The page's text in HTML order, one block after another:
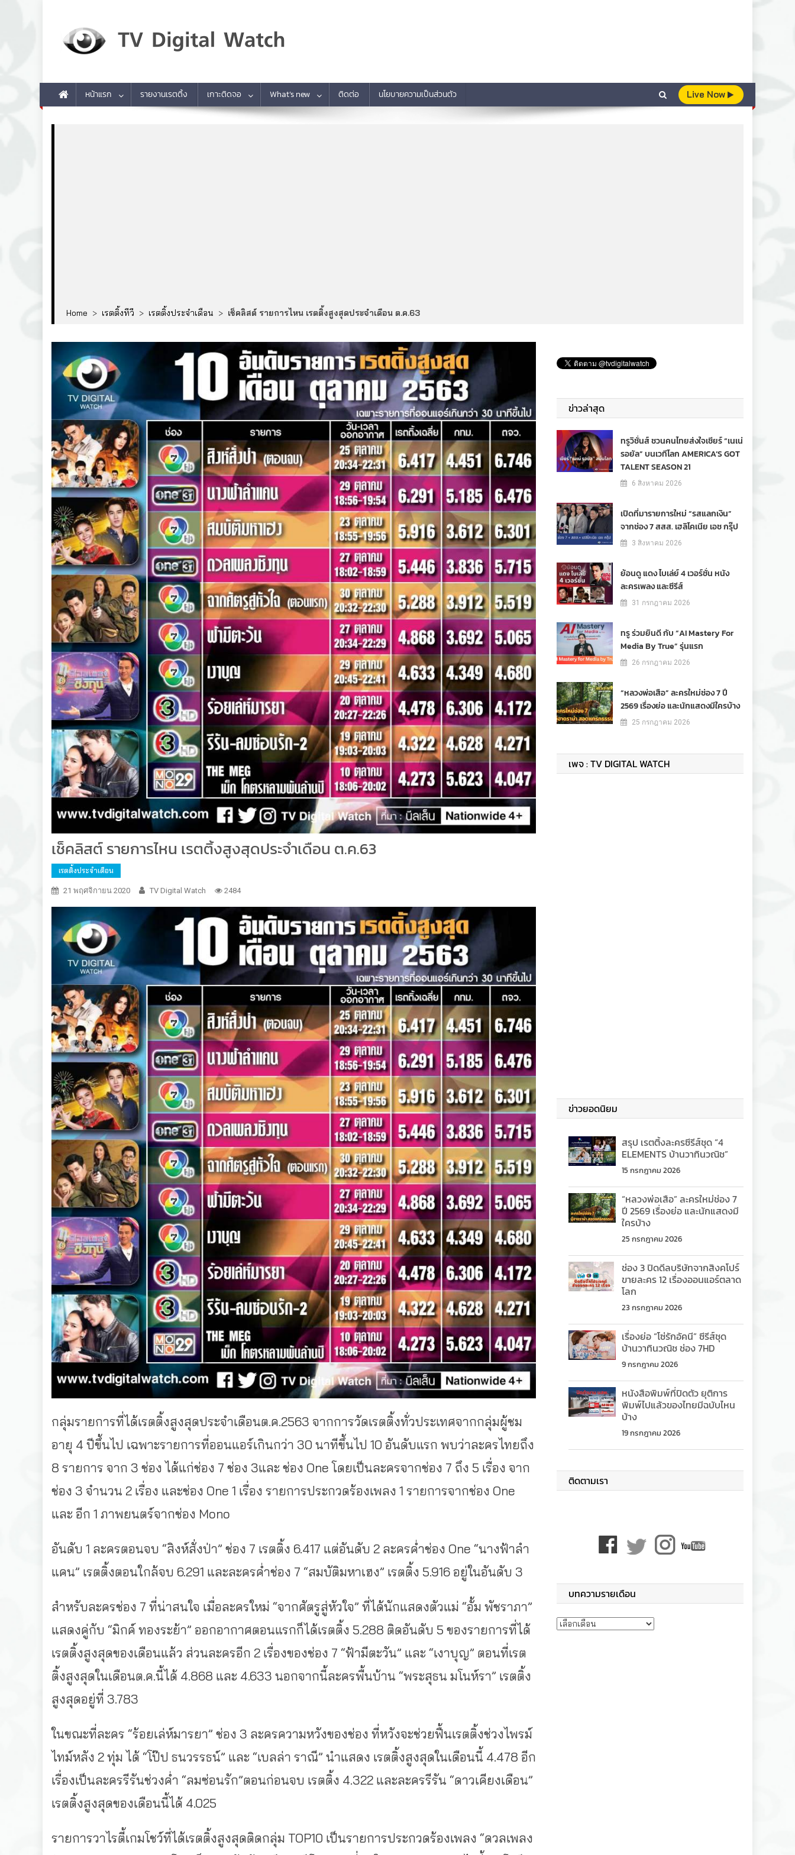
หน้าแรก รายงานเรตติ้ง เกาะติดจอ What’s new ติดต่อ นโยบายความเป็นส่วนตัว Live Now
Home > เรตติ้งทีวี > เรตติ้งประจำเดือน > เช็คลิสต์ รายการไหน เรตติ้งสูงสุดประจำเดือน ต.ค.63
เช็คลิสต์ รายการไหน เรตติ้งสูงสุดประจำเดือน ต.ค.63
เรตติ้งประจำเดือน
21 พฤศจิกายน 2020 TV Digital Watch 2484
กลุ่มรายการที่ได้เรตติ้งสูงสุดประจำเดือนต.ค.2563 จากการวัดเรตติ้งทั่วประเทศจากกลุ่มผู้ชม
อายุ 4 ปีขึ้นไป เฉพาะรายการที่ออนแอร์เกินกว่า 30 นาทีขึ้นไป 10 อันดับแรก พบว่าละครไทยถึง
8 รายการ จาก 3 ช่อง ได้แก่ช่อง 7 ช่อง 3และ ช่อง One โดยเป็นละครจากช่อง 7 ถึง 5 เรื่อง จาก
ช่อง 3 จำนวน 2 เรื่อง และช่อง One 1 เรื่อง รายการประกวดร้องเพลง 1 รายการจากช่อง One
และ อีก 1 ภาพยนตร์จากช่อง Mono
อันดับ 1 ละครตอนจบ “สิงห์สั่งป่า” ช่อง 7 เรตติ้ง 6.417 แต่อันดับ 2 ละครค่ำช่อง One “นางฟ้าลำ
แคน” เรตติ้งตอนใกล้จบ 6.291 และละครค่ำช่อง 7 “สมบัติมหาเฮง” เรตติ้ง 5.916 อยู่ในอันดับ 3
สำหรับละครช่อง 7 ที่น่าสนใจ เมื่อละครใหม่ “จากศัตรูสู่หัวใจ” ที่ได้นักแสดงตัวแม่ “อั้ม พัชราภา”
แสดงคู่กับ “มิกค์ ทองระย้า” ออกอากาศตอนแรกก็ได้เรตติ้ง 5.288 ติดอันดับ 5 ของรายการที่ได้
เรตติ้งสูงสุดของเดือนแล้ว ส่วนละครอีก 2 เรื่องของช่อง 7 “ฟ้ามีตะวัน” และ “เงาบุญ” ตอนที่เรต
ติ้งสูงสุดในเดือนต.ค.นี้ได้ 4.868 และ 4.633 นอกจากนี้ละครพื้นบ้าน “พระสุธน มโนห์รา” เรตติ้ง
สูงสุดอยู่ที่ 3.783
ในขณะที่ละคร “ร้อยเล่ห์มารยา” ช่อง 3 ละครความหวังของช่อง ที่หวังจะช่วยฟื้นเรตติ้งช่วงไพรม์
ไทม์หลัง 2 ทุ่ม ได้ “โป๊ป ธนวรรธน์” และ “เบลล่า ราณี” นำแสดง เรตติ้งสูงสุดในเดือนนี้ 4.478 อีก
เรื่องเป็นละครรีรันช่วงค่ำ “ลมซ่อนรัก”ตอนก่อนจบ เรตติ้ง 4.322 และละครรีรัน “ดาวเคียงเดือน”
เรตติ้งสูงสุดของเดือนนี้ได้ 4.025
รายการวาไรตี้เกมโชว์ที่ได้เรตติ้งสูงสุดติดกลุ่ม TOP10 เป็นรายการประกวดร้องเพลง “ดวลเพลง
ข่าวล่าสุด
ทรูวิชั่นส์ ชวนคนไทยส่งใจเชียร์ “เนเน่
รอยัล” บนเวทีโลก AMERICA’S GOT
TALENT SEASON 21
6 สิงหาคม 2026
เปิดที่มารายการใหม่ “รสแลกเงิน”
จากช่อง 7 สสส. เฮลิโคเนีย เอช กรุ๊ป
3 สิงหาคม 2026
ย้อนดู แดง ไบเล่ย์ 4 เวอร์ชั่น หนัง
ละครเพลง และซีรีส์
31 กรกฎาคม 2026
ทรู ร่วมยินดี กับ “AI Mastery For
Media By True” รุ่นแรก
26 กรกฎาคม 2026
“หลวงพ่อเสือ” ละครใหม่ช่อง 7 ปี
2569 เรื่องย่อ และนักแสดงมีใครบ้าง
25 กรกฎาคม 2026
เพจ : TV DIGITAL WATCH
ข่าวยอดนิยม
สรุป เรตติ้งละครซีรีส์ชุด “4
ELEMENTS บ้านวาทินวณิช”
15 กรกฎาคม 2026
“หลวงพ่อเสือ” ละครใหม่ช่อง 7
ปี 2569 เรื่องย่อ และนักแสดงมี
ใครบ้าง
25 กรกฎาคม 2026
ช่อง 3 ปิดดีลบริษัทจากสิงคโปร์
ขายละคร 12 เรื่องออนแอร์ตลาด
โลก
23 กรกฎาคม 2026
เรื่องย่อ “โซ่รักอัคนี” ซีรีส์ชุด
บ้านวาทินวณิช ช่อง 7HD
9 กรกฎาคม 2026
หนังสือพิมพ์ที่ปิดตัว ยุติการ
พิมพ์ไปแล้วของไทยมีฉบับไหน
บ้าง
19 กรกฎาคม 2026
ติดตามเรา
บทความรายเดือน
บทความรายเดือน